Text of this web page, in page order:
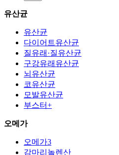
유산균
유산균
다이어트유산균
질유래·질유산균
구강유래유산균
뇌유산균
코유산균
모발유산균
부스터+
오메가
오메가3
감마리놀렌산